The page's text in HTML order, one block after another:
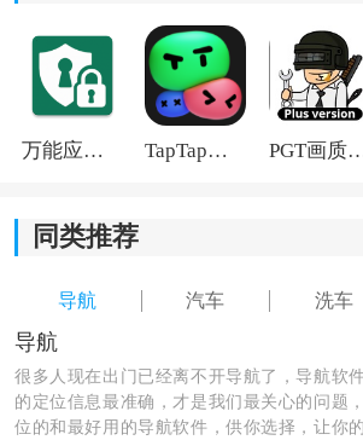
《微象库洗洗车》软件特色：
*实时了解车辆的状态和保养记录，细
*提供优质的洗车服务，同时可以查询
*快捷支付方式，支持多种支付方式选
支付。
万能应用隐藏 TapTap国际版2026 PGT画质
同类推荐
导航 汽车 洗车
导航
很多人现在出门已经离不开导航了，导航软
的定位信息最准确，才是我们最关心的问题
位的和最好用的导航软件，供你选择，让你